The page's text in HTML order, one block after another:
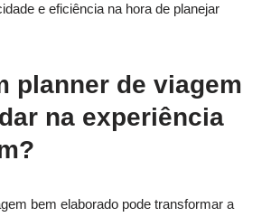
e eficiência na hora de planejar
planner de viagem
na experiência
bem elaborado pode transformar a